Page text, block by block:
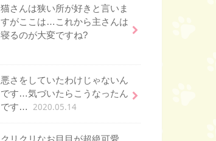
猫さんは狭い所が好きと言いま
すがここは…これから主さんは
寝るのが大変ですね?
悪さをしていたわけじゃないん
です…気づいたらこうなったん
です…
2020.05.14